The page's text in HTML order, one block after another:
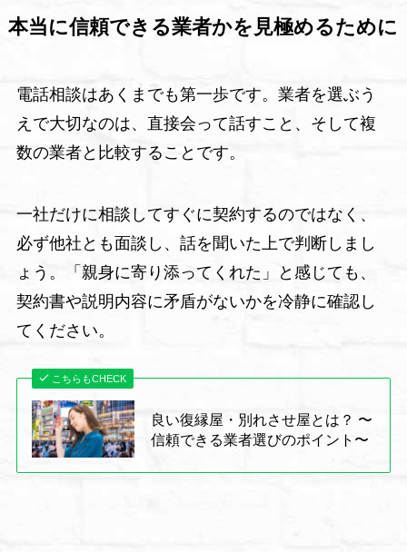
本当に信頼できる業者かを見極めるために
電話相談はあくまでも第一歩です。業者を選ぶう
えで大切なのは、直接会って話すこと、そして複
数の業者と比較することです。
一社だけに相談してすぐに契約するのではなく、
必ず他社とも面談し、話を聞いた上で判断しまし
ょう。「親身に寄り添ってくれた」と感じても、
契約書や説明内容に矛盾がないかを冷静に確認し
てください。
こちらもCHECK
良い復縁屋・別れさせ屋とは？ 〜
信頼できる業者選びのポイント〜